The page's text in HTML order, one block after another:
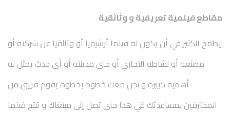
مقاطع فيلمية تعريفية و وثائقية
يطمح الكثير في أن يكون له فيلما أرشيفيا أو وثائقيا عن شركته أو
مصنعه أو نشاطه التجاري أو حتى مدينته أو أي حدث يمثل له
أهمية كبيرة و نحن معك خطوة بخطوة يقوم فريق من
المحترفين بمساعدتك في هذا حتى تصل إلى مبتغاك و تنتج فيلما